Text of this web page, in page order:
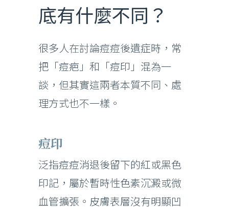
底有什麼不同？
很多人在討論痘痘後遺症時，常
把「痘疤」和「痘印」混為一
談，但其實這兩者本質不同、處
理方式也不一樣。
痘印
泛指痘痘消退後留下的紅或黑色
印記，屬於暫時性色素沉澱或微
血管擴張。皮膚表層沒有明顯凹